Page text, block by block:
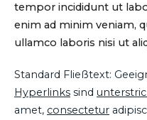
tempor incididunt ut
enim ad minim veniam,
ullamco laboris nisi ut
Standard Fließtext:
Hyperlinks sind
amet, consectetur